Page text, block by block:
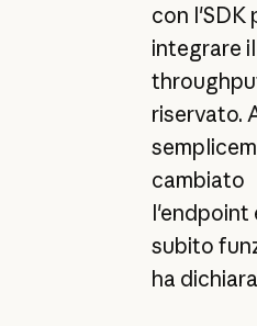
con l'SDK
integrare il
riservato.
cambiato
l'endpoint
subito
ha